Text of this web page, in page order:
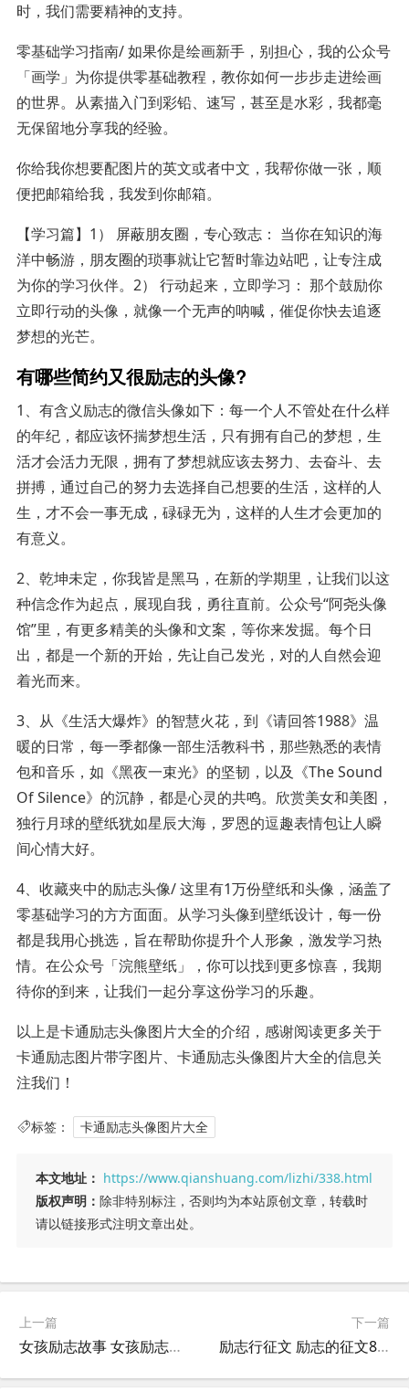
时，我们需要精神的支持。
零基础学习指南/ 如果你是绘画新手，别担心，我的公众号
「画学」为你提供零基础教程，教你如何一步步走进绘画
的世界。从素描入门到彩铅、速写，甚至是水彩，我都毫
无保留地分享我的经验。
你给我你想要配图片的英文或者中文，我帮你做一张，顺
便把邮箱给我，我发到你邮箱。
【学习篇】1） 屏蔽朋友圈，专心致志： 当你在知识的海
洋中畅游，朋友圈的琐事就让它暂时靠边站吧，让专注成
为你的学习伙伴。2） 行动起来，立即学习： 那个鼓励你
立即行动的头像，就像一个无声的呐喊，催促你快去追逐
梦想的光芒。
有哪些简约又很励志的头像?
1、有含义励志的微信头像如下：每一个人不管处在什么样
的年纪，都应该怀揣梦想生活，只有拥有自己的梦想，生
活才会活力无限，拥有了梦想就应该去努力、去奋斗、去
拼搏，通过自己的努力去选择自己想要的生活，这样的人
生，才不会一事无成，碌碌无为，这样的人生才会更加的
有意义。
2、乾坤未定，你我皆是黑马，在新的学期里，让我们以这
种信念作为起点，展现自我，勇往直前。公众号“阿尧头像
馆”里，有更多精美的头像和文案，等你来发掘。每个日
出，都是一个新的开始，先让自己发光，对的人自然会迎
着光而来。
3、从《生活大爆炸》的智慧火花，到《请回答1988》温
暖的日常，每一季都像一部生活教科书，那些熟悉的表情
包和音乐，如《黑夜一束光》的坚韧，以及《The Sound
Of Silence》的沉静，都是心灵的共鸣。欣赏美女和美图，
独行月球的壁纸犹如星辰大海，罗恩的逗趣表情包让人瞬
间心情大好。
4、收藏夹中的励志头像/ 这里有1万份壁纸和头像，涵盖了
零基础学习的方方面面。从学习头像到壁纸设计，每一份
都是我用心挑选，旨在帮助你提升个人形象，激发学习热
情。在公众号「浣熊壁纸」，你可以找到更多惊喜，我期
待你的到来，让我们一起分享这份学习的乐趣。
以上是卡通励志头像图片大全的介绍，感谢阅读更多关于
卡通励志图片带字图片、卡通励志头像图片大全的信息关
注我们！
标签： 卡通励志头像图片大全
本文地址： https://www.qianshuang.com/lizhi/338.html
版权声明： 除非特别标注，否则均为本站原创文章，转载时
请以链接形式注明文章出处。
上一篇
女孩励志故事 女孩励志故事名著？
下一篇
励志行征文 励志的征文800字左右？